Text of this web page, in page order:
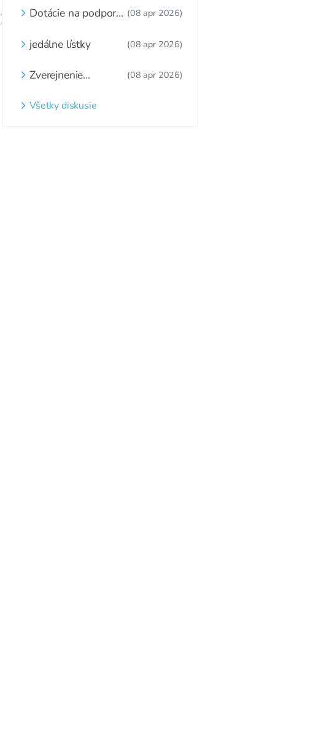
zážitkové varenie
Dotácie na podporu (08 apr 2026)
jedálne lístky (08 apr 2026)
Zverejnenie
zaradených detí a
nezaradených detí
(08 apr 2026)
Všetky diskusie